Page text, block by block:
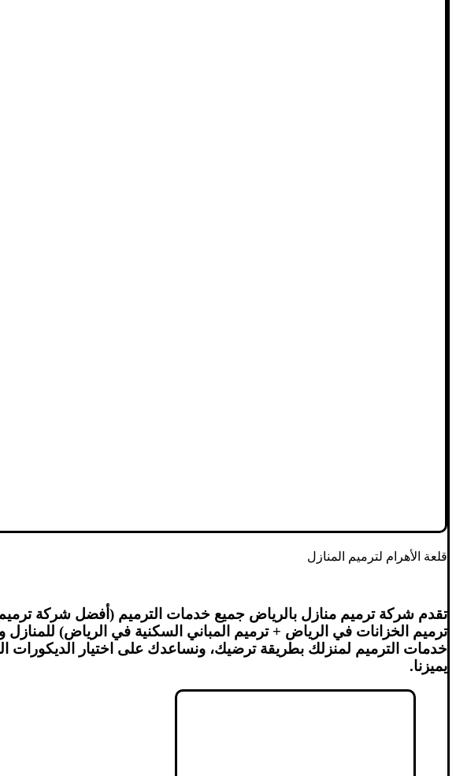
قلعة الأهرام لترميم المنازل
تقدم شركة ترميم منازل بالرياض جميع خدمات الترميم (أفضل شركة
ترميم الخزانات في الرياض + ترميم المباني السكنية في الرياض)
خدمات الترميم لمنزلك بطريقة ترضيك، ونساعدك على اختيار الديكورات
يميزنا.